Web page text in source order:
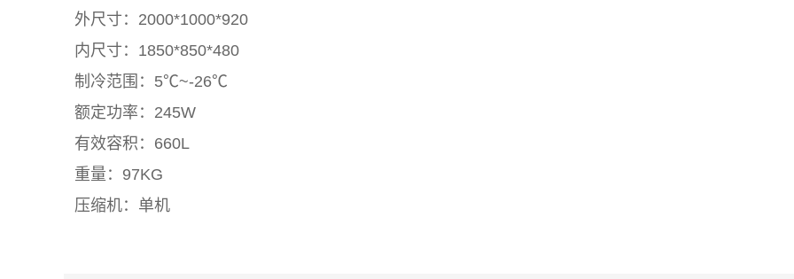
外尺寸：2000*1000*920
内尺寸：1850*850*480
制冷范围：5℃~-26℃
额定功率：245W
有效容积：660L
重量：97KG
压缩机：单机